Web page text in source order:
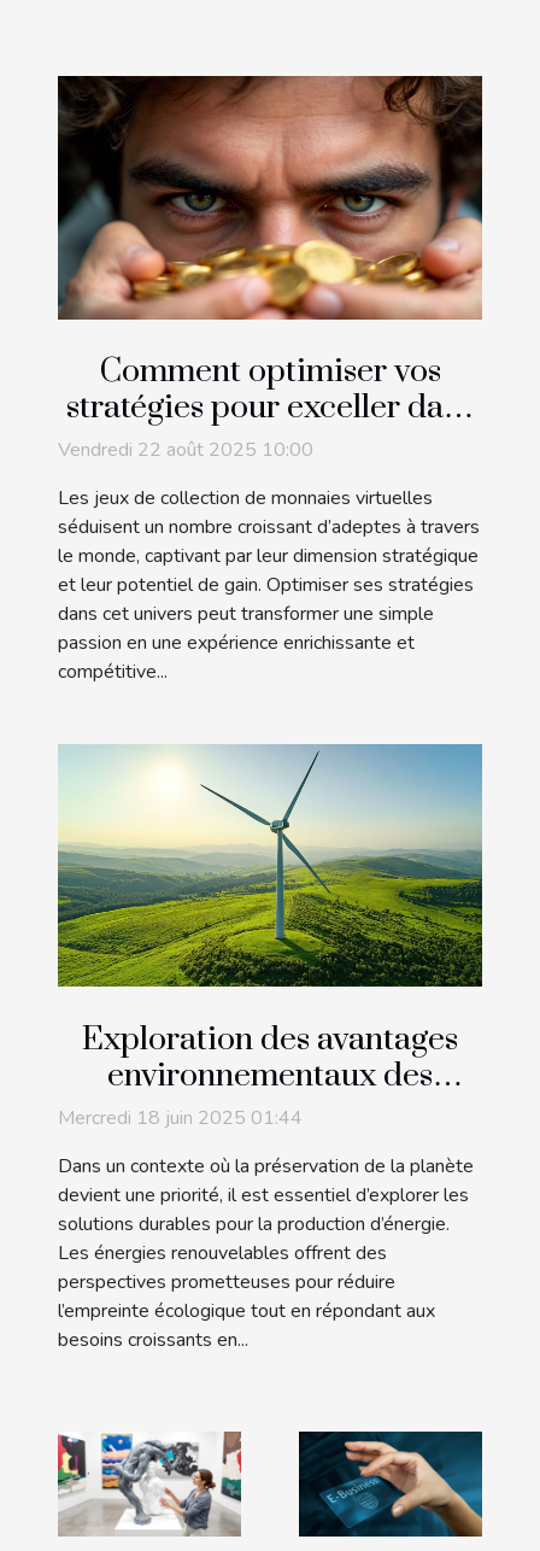
Comment optimiser vos
stratégies pour exceller dans
les jeux de collection de
monnaies virtuelles ?
Vendredi 22 août 2025 10:00
Les jeux de collection de monnaies virtuelles
séduisent un nombre croissant d’adeptes à travers
le monde, captivant par leur dimension stratégique
et leur potentiel de gain. Optimiser ses stratégies
dans cet univers peut transformer une simple
passion en une expérience enrichissante et
compétitive...
Exploration des avantages
environnementaux des
énergies renouvelables
Mercredi 18 juin 2025 01:44
Dans un contexte où la préservation de la planète
devient une priorité, il est essentiel d’explorer les
solutions durables pour la production d’énergie.
Les énergies renouvelables offrent des
perspectives prometteuses pour réduire
l’empreinte écologique tout en répondant aux
besoins croissants en...